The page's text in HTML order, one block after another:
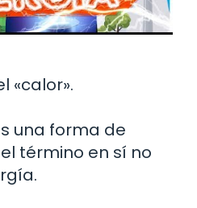
«calor».
una forma de
término en sí no